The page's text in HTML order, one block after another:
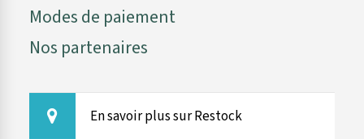
Modes de paiement
Nos partenaires
En savoir plus sur Restock